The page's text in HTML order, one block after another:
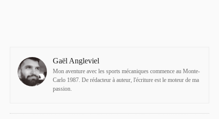
Gaël Angleviel
Mon aventure avec les sports mécaniques commence au Monte-
Carlo 1987. De rédacteur à auteur, l'écriture est le moteur de ma
passion.